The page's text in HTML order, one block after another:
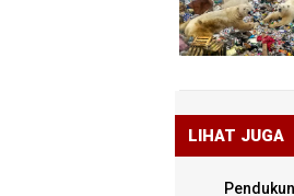
LIHAT JUGA